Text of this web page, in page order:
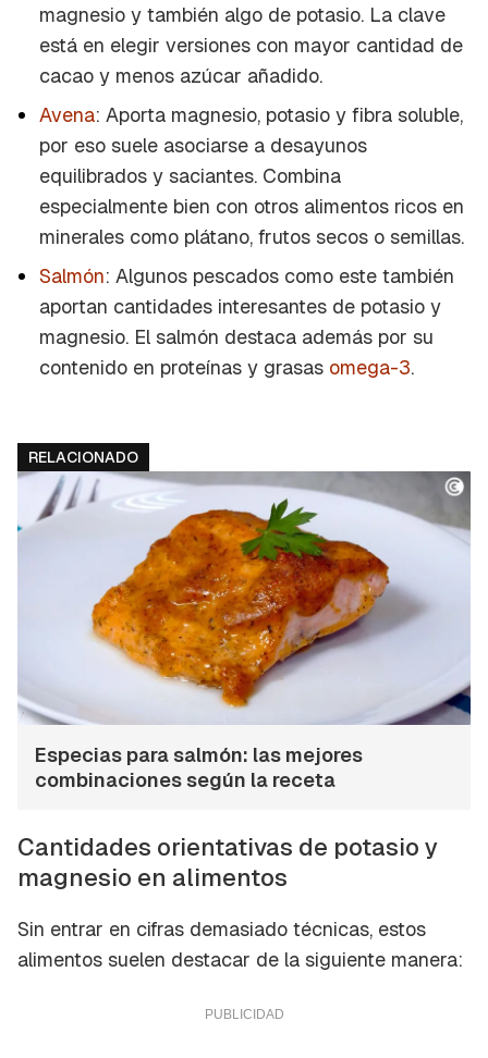
magnesio y también algo de potasio. La clave
está en elegir versiones con mayor cantidad de
cacao y menos azúcar añadido.
Avena: Aporta magnesio, potasio y fibra soluble,
por eso suele asociarse a desayunos
equilibrados y saciantes. Combina
especialmente bien con otros alimentos ricos en
minerales como plátano, frutos secos o semillas.
Salmón: Algunos pescados como este también
aportan cantidades interesantes de potasio y
magnesio. El salmón destaca además por su
contenido en proteínas y grasas omega-3.
RELACIONADO
Especias para salmón: las mejores
combinaciones según la receta
Cantidades orientativas de potasio y
magnesio en alimentos
Sin entrar en cifras demasiado técnicas, estos
alimentos suelen destacar de la siguiente manera: